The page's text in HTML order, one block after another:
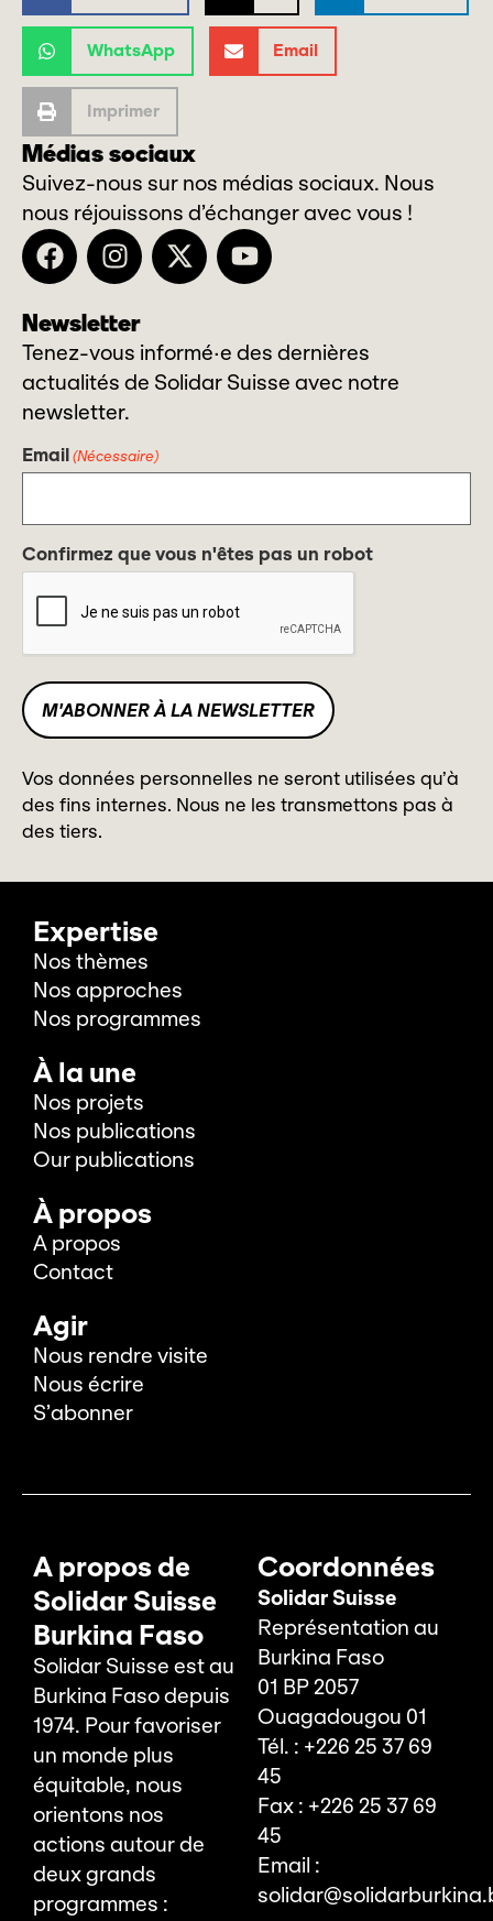
WhatsApp Email
Imprimer
Médias sociaux
Suivez-nous sur nos médias sociaux. Nous
nous réjouissons d’échanger avec vous !
Newsletter
Tenez-vous informé·e des dernières
actualités de Solidar Suisse avec notre
newsletter.
Email(Nécessaire)
Confirmez que vous n'êtes pas un robot
Vos données personnelles ne seront utilisées qu’à
des fins internes. Nous ne les transmettons pas à
des tiers.
Expertise
Nos thèmes
Nos approches
Nos programmes
À la une
Nos projets
Nos publications
Our publications
À propos
A propos
Contact
Agir
Nous rendre visite
Nous écrire
S’abonner
A propos de
Solidar Suisse
Burkina Faso
Solidar Suisse est au
Burkina Faso depuis
1974. Pour favoriser
un monde plus
équitable, nous
orientons nos
actions autour de
deux grands
programmes :
Coordonnées
Solidar Suisse
Représentation au
Burkina Faso
01 BP 2057
Ouagadougou 01
Tél. : +226 25 37 69
45
Fax : +226 25 37 69
45
Email :